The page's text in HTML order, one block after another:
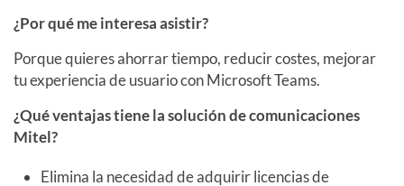
¿Por qué me interesa asistir?
Porque quieres ahorrar tiempo, reducir costes, mejorar
tu experiencia de usuario con Microsoft Teams.
¿Qué ventajas tiene la solución de comunicaciones
Mitel?
Elimina la necesidad de adquirir licencias de